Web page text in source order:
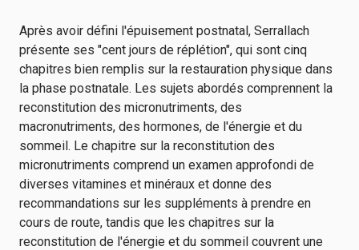
Après avoir défini l'épuisement postnatal, Serrallach
présente ses "cent jours de réplétion", qui sont cinq
chapitres bien remplis sur la restauration physique dans
la phase postnatale. Les sujets abordés comprennent la
reconstitution des micronutriments, des
macronutriments, des hormones, de l'énergie et du
sommeil. Le chapitre sur la reconstitution des
micronutriments comprend un examen approfondi de
diverses vitamines et minéraux et donne des
recommandations sur les suppléments à prendre en
cours de route, tandis que les chapitres sur la
reconstitution de l'énergie et du sommeil couvrent une